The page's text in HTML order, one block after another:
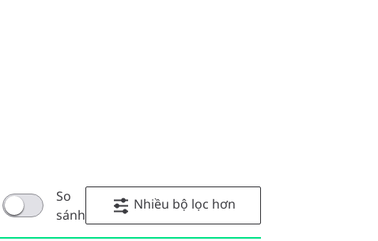
So
sánh
Nhiều bộ lọc hơn